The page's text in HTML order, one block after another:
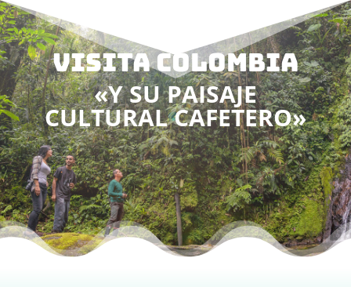
VISITA COLOMBIA
«Y SU PAISAJE
CULTURAL CAFETERO»